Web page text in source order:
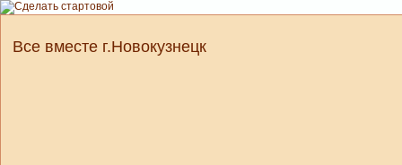
Все вместе г.Новокузнецк